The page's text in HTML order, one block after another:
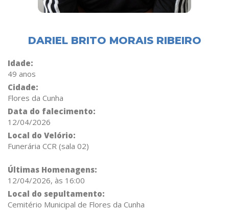
DARIEL BRITO MORAIS RIBEIRO
Idade:
49 anos
Cidade:
Flores da Cunha
Data do falecimento:
12/04/2026
Local do Velório:
Funerária CCR (sala 02)
Últimas Homenagens:
12/04/2026, às 16:00
Local do sepultamento:
Cemitério Municipal de Flores da Cunha